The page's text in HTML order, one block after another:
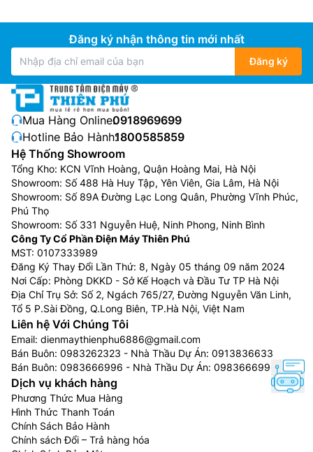
Đăng ký nhận thông tin mới nhất
Đăng ký
Mua Hàng Online:0918969699
Hotline Bảo Hành:1800585859
Hệ Thống Showroom
Tổng Kho: KCN Vĩnh Hoàng, Quận Hoàng Mai, Hà Nội
Showroom: Số 488 Hà Huy Tập, Yên Viên, Gia Lâm, Hà Nội
Showroom: Số 89A Đường Lạc Long Quân, Phường Vĩnh Phúc,
Phú Thọ
Showroom: Số 331 Nguyễn Huệ, Ninh Phong, Ninh Bình
Công Ty Cổ Phần Điện Máy Thiên Phú
MST: 0107333989
Đăng Ký Thay Đổi Lần Thứ: 8, Ngày 05 tháng 09 năm 2024
Nơi Cấp: Phòng DKKD - Sở Kế Hoạch và Đầu Tư TP Hà Nội
Địa Chỉ Trụ Sở: Số 2, Ngách 765/27, Đường Nguyễn Văn Linh,
Tổ 5 P.Sài Đồng, Q.Long Biên, TP.Hà Nội, Việt Nam
Liên hệ Với Chúng Tôi
Email: dienmaythienphu6886@gmail.com
Bán Buôn: 0983262323 - Nhà Thầu Dự Án: 0913836633
Bán Buôn: 0983666996 - Nhà Thầu Dự Án: 0983666996
Dịch vụ khách hàng
Phương Thức Mua Hàng
Hình Thức Thanh Toán
Chính Sách Bảo Hành
Chính sách Đổi – Trả hàng hóa